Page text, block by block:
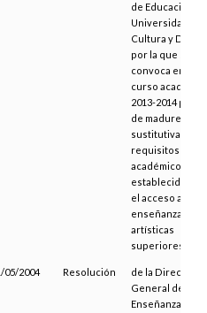
de Educación,
Universidad,
Cultura y
por la que se
convoca en el
curso
2013-2014
de madurez
sustitutiva de
requisitos
académicos
establecidos
el acceso a las
enseñanzas
artísticas
superiores
05/2004 Resolución
de la Dirección
General de
Enseñanza, por